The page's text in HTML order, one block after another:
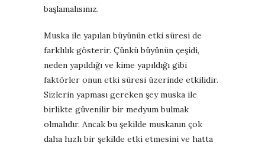
başlamalısınız.
Muska ile yapılan büyünün etki süresi de
farklılık gösterir. Çünkü büyünün çeşidi,
neden yapıldığı ve kime yapıldığı gibi
faktörler onun etki süresi üzerinde etkilidir.
Sizlerin yapması gereken şey muska ile
birlikte güvenilir bir medyum bulmak
olmalıdır. Ancak bu şekilde muskanın çok
daha hızlı bir şekilde etki etmesini ve hatta